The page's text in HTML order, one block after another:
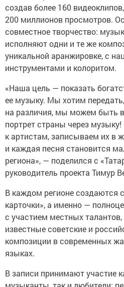
создав более 160
200 миллионов просмотров.
совместное творчество:
исполняют одни и те же
уникальной аранжировке, с
инструментами и колоритом.
«Наша цель — показать
ее музыку. Мы хотим
на различия, мы можем быть
портрет страны через
к артистам, записываем их в
и каждая песня становится
региона», — поделился с
руководитель проекта Тимур
В каждом регионе создаются
карточки», а именно —
с участием местных
известные советские и
композиции в современных
языках.
В записи принимают участие